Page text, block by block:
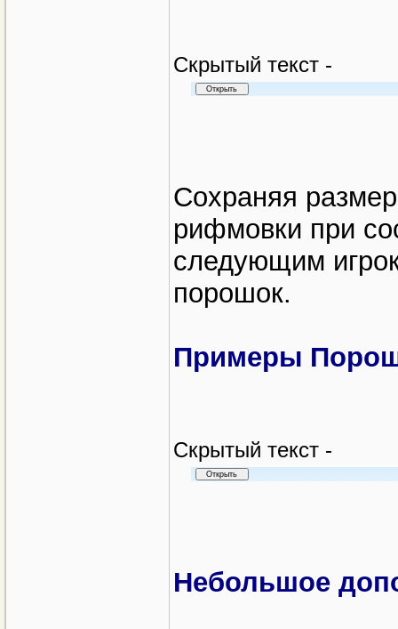
Cкрытый текст -
Сохраняя
рифмовки при
следующим
порошок.
Примеры
Cкрытый текст -
Небольшое